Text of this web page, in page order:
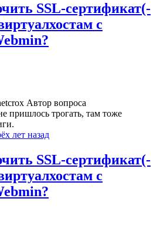
SSL-сертификат(-
с
Автор вопроса
пришлось трогать, там тоже
лет назад
SSL-сертификат(-
с